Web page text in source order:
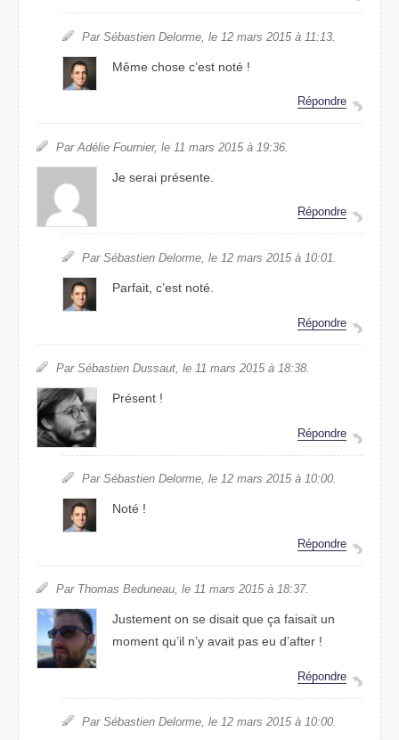
Par Sébastien Delorme, le 12 mars 2015 à 11:13.
Même chose c’est noté !
Répondre
Par Adélie Fournier, le 11 mars 2015 à 19:36.
Je serai présente.
Répondre
Par Sébastien Delorme, le 12 mars 2015 à 10:01.
Parfait, c’est noté.
Répondre
Par Sébastien Dussaut, le 11 mars 2015 à 18:38.
Présent !
Répondre
Par Sébastien Delorme, le 12 mars 2015 à 10:00.
Noté !
Répondre
Par Thomas Beduneau, le 11 mars 2015 à 18:37.
Justement on se disait que ça faisait un
moment qu’il n’y avait pas eu d’after !
Répondre
Par Sébastien Delorme, le 12 mars 2015 à 10:00.